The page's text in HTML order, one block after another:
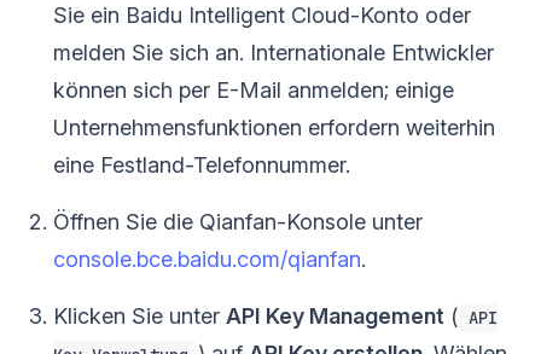
Sie ein Baidu Intelligent Cloud-Konto oder
melden Sie sich an. Internationale Entwickler
können sich per E-Mail anmelden; einige
Unternehmensfunktionen erfordern weiterhin
eine Festland-Telefonnummer.
Öffnen Sie die Qianfan-Konsole unter
console.bce.baidu.com/qianfan.
Klicken Sie unter API Key Management ( API